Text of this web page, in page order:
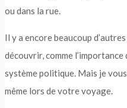
ou dans la rue.
Il y a encore beaucoup
découvrir, comme l’importance
système politique. Mais je
même lors de votre voyage.